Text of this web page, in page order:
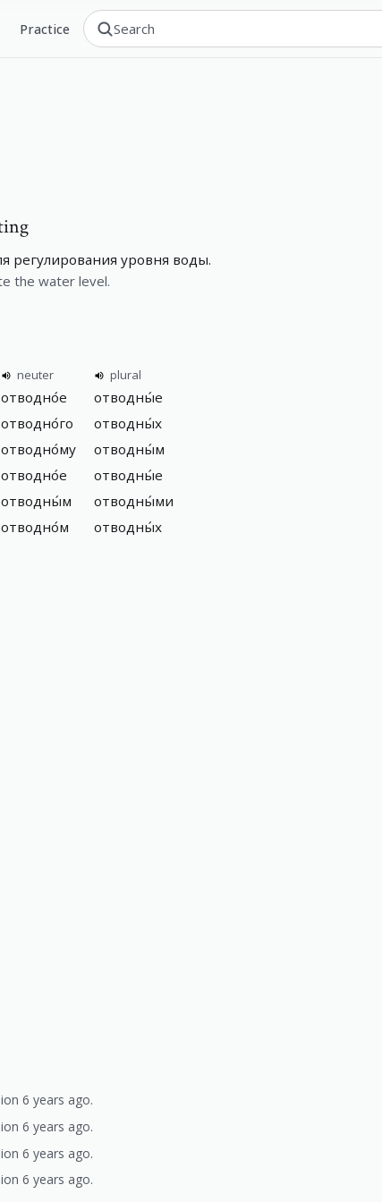
Practice
регулирования уровня воды.
the water level.
neuter
plural
отводно́е отводны́е
отводно́го отводны́х
отводно́му отводны́м
отводно́е отводны́е
отводны́м отводны́ми
отводно́м отводны́х
6 years ago.
6 years ago.
6 years ago.
6 years ago.